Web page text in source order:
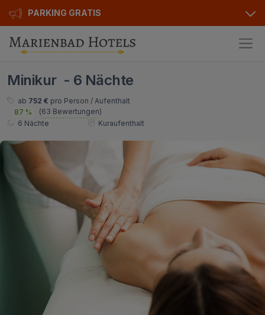
PARKING GRATIS
Hotels
Kurhotels
Ensana Hotels
Orea Hotels
Geschenkgutscheine
Sonderangebot
Kontakt
Kontakt
Über uns
Privat Transfer
Minikur - 6 Nächte
ab 752 € pro Person / Aufenthalt
87 %
(63 Bewertungen)
6 Nächte
Kuraufenthalt